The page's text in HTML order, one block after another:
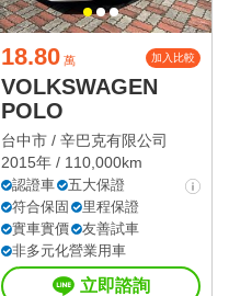
18.80 萬 加入比較
VOLKSWAGEN
POLO
台中市 / 辛巴克有限公司
2015年 / 110,000km
認證車
五大保證
符合保固
里程保證
實車實價
友善試車
非多元化營業用車
立即諮詢